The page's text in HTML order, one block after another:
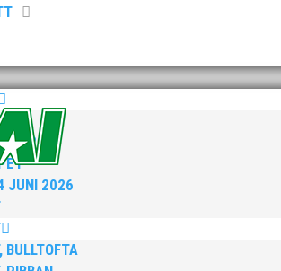
& 21K
JUNI 2026
BULLTOFTA
samlades för fest gick en av
annat fanns ordförande Fredrik Wennolf